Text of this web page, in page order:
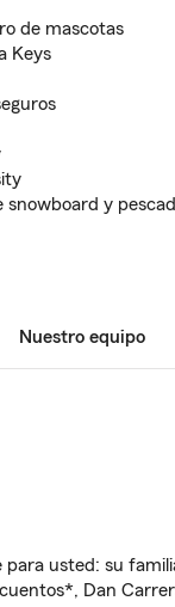
de mascotas
Keys
snowboard y
Nuestro equipo
usted: su
Dan